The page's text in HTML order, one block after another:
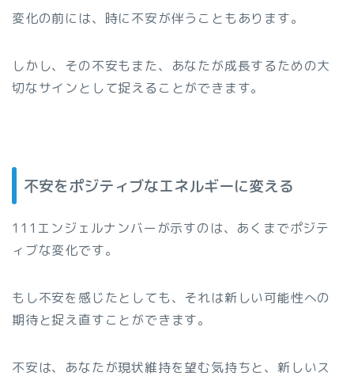
変化の前には、時に不安が伴うこともあります。
しかし、その不安もまた、あなたが成長するための大
切なサインとして捉えることができます。
不安をポジティブなエネルギーに変える
111エンジェルナンバーが示すのは、あくまでポジテ
ィブな変化です。
もし不安を感じたとしても、それは新しい可能性への
期待と捉え直すことができます。
不安は、あなたが現状維持を望む気持ちと、新しいス